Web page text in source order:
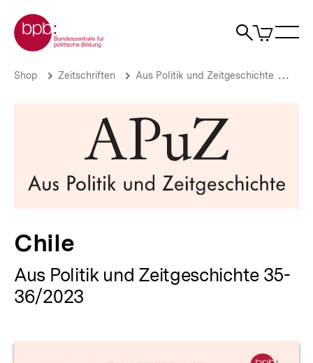
zum
Seiteninhalt
springen
Zur Startseite der bpb
Suche
Artikel
im
Chile
bpb.de
Brotkrümelnavigation
Pfadnavigation
Shop Zeitschriften Aus Politik und Zeitgeschichte
Chile
Aus Politik und Zeitgeschichte 35-
36/2023